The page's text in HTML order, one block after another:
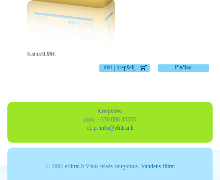
Kaina:9.99€
Plačiau
dėti į krepšelį
Kreipkitės:
mob. +370 606 35555
el. p. info@efiltrai.lt
© 2007 efiltrai.lt Visos teisės saugomos. Vandens filtrai